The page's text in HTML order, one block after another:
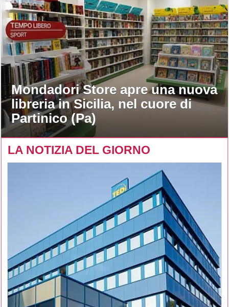
Mondadori Store apre una nuova
libreria in Sicilia, nel cuore di
Partinico (Pa)
LA NOTIZIA DEL GIORNO